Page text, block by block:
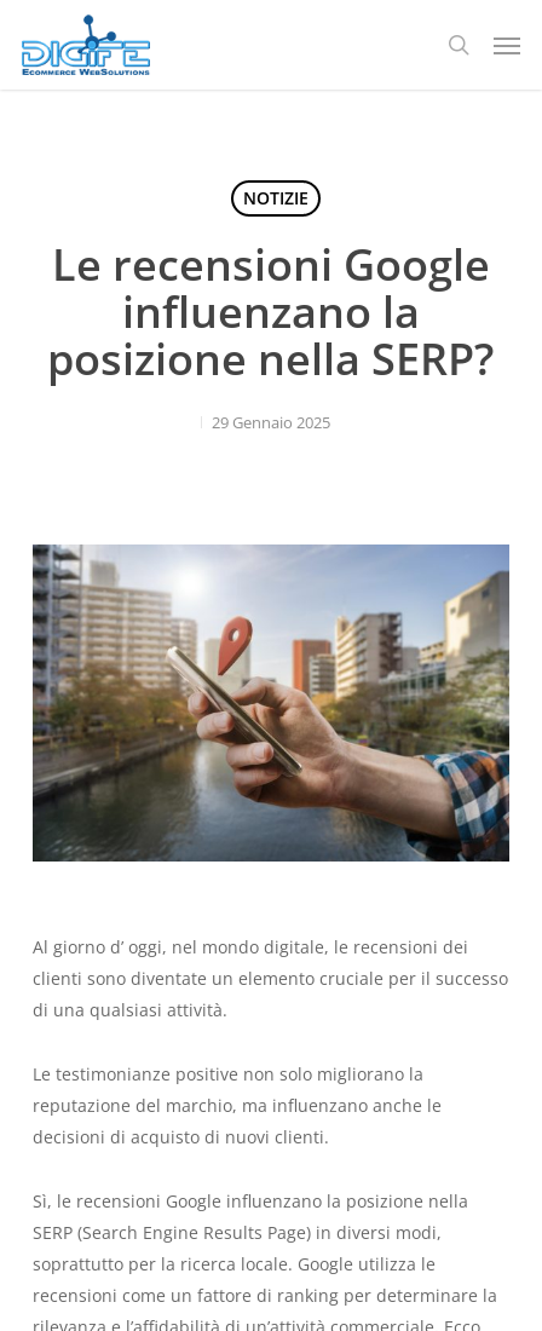
contenuto
ricerca
NOTIZIE
Le recensioni Google
influenzano la
posizione nella SERP?
29 Gennaio 2025
Al giorno d’ oggi, nel mondo digitale, le recensioni dei
clienti sono diventate un elemento cruciale per il successo
di una qualsiasi attività.
Le testimonianze positive non solo migliorano la
reputazione del marchio, ma influenzano anche le
decisioni di acquisto di nuovi clienti.
Sì, le recensioni Google influenzano la posizione nella
SERP (Search Engine Results Page) in diversi modi,
soprattutto per la ricerca locale. Google utilizza le
recensioni come un fattore di ranking per determinare la